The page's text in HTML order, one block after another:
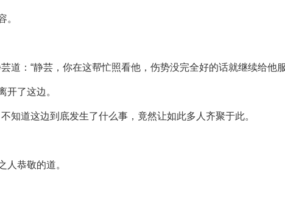
。
：“静芸，你在这帮忙照看他，伤势没完全好的话就继续给他
开了这边。
知道这边到底发生了什么事，竟然让如此多人齐聚于此。
人恭敬的道。